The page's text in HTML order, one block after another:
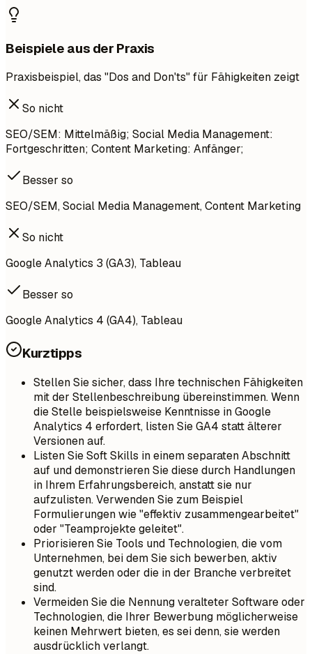
Beispiele aus der Praxis
Praxisbeispiel, das "Dos and Don'ts" für Fähigkeiten zeigt
So nicht
SEO/SEM: Mittelmäßig; Social Media Management:
Fortgeschritten; Content Marketing: Anfänger;
Besser so
SEO/SEM, Social Media Management, Content Marketing
So nicht
Google Analytics 3 (GA3), Tableau
Besser so
Google Analytics 4 (GA4), Tableau
Kurztipps
Stellen Sie sicher, dass Ihre technischen Fähigkeiten
mit der Stellenbeschreibung übereinstimmen. Wenn
die Stelle beispielsweise Kenntnisse in Google
Analytics 4 erfordert, listen Sie GA4 statt älterer
Versionen auf.
Listen Sie Soft Skills in einem separaten Abschnitt
auf und demonstrieren Sie diese durch Handlungen
in Ihrem Erfahrungsbereich, anstatt sie nur
aufzulisten. Verwenden Sie zum Beispiel
Formulierungen wie "effektiv zusammengearbeitet"
oder "Teamprojekte geleitet".
Priorisieren Sie Tools und Technologien, die vom
Unternehmen, bei dem Sie sich bewerben, aktiv
genutzt werden oder die in der Branche verbreitet
sind.
Vermeiden Sie die Nennung veralteter Software oder
Technologien, die Ihrer Bewerbung möglicherweise
keinen Mehrwert bieten, es sei denn, sie werden
ausdrücklich verlangt.